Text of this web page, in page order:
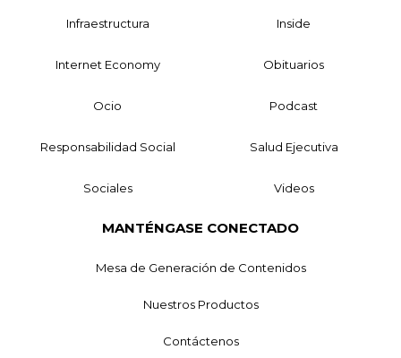
Infraestructura Inside
Internet Economy Obituarios
Ocio Podcast
Responsabilidad Social Salud Ejecutiva
Sociales Videos
MANTÉNGASE CONECTADO
Mesa de Generación de Contenidos
Nuestros Productos
Contáctenos